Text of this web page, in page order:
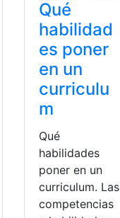
Qué
habilidad
es poner
en un
curriculu
m
Qué
habilidades
poner en un
curriculum. Las
competencias